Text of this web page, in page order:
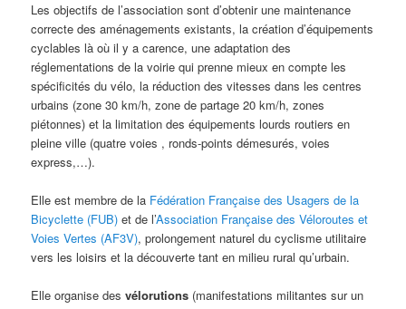
Les objectifs de l’association sont d’obtenir une maintenance
correcte des aménagements existants, la création d’équipements
cyclables là où il y a carence, une adaptation des
réglementations de la voirie qui prenne mieux en compte les
spécificités du vélo, la réduction des vitesses dans les centres
urbains (zone 30 km/h, zone de partage 20 km/h, zones
piétonnes) et la limitation des équipements lourds routiers en
pleine ville (quatre voies , ronds-points démesurés, voies
express,…).
Elle est membre de la Fédération Française des Usagers de la
Bicyclette (FUB) et de l’Association Française des Véloroutes et
Voies Vertes (AF3V), prolongement naturel du cyclisme utilitaire
vers les loisirs et la découverte tant en milieu rural qu’urbain.
Elle organise desvélorutions (manifestations militantes sur un